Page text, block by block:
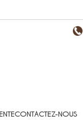
CONTACTEZ-NOUS